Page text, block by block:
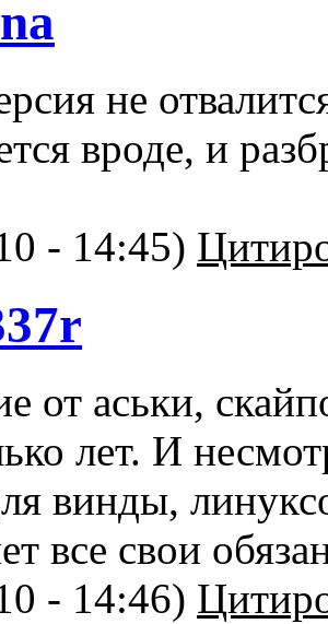
не
вроде, и
- 14:45)
от аськи,
лет. И
винды,
все свои
- 14:46)